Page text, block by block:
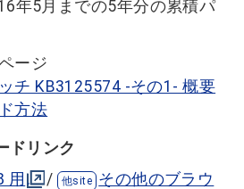
年5月までの5年分の累積パ
ージ
チ KB3125574 -その1- 概要
方法
ドリンク
用 /
その他のブラウ